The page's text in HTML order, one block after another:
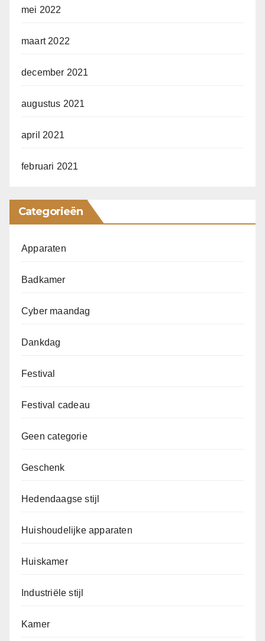
mei 2022
maart 2022
december 2021
augustus 2021
april 2021
februari 2021
Categorieën
Apparaten
Badkamer
Cyber maandag
Dankdag
Festival
Festival cadeau
Geen categorie
Geschenk
Hedendaagse stijl
Huishoudelijke apparaten
Huiskamer
Industriële stijl
Kamer